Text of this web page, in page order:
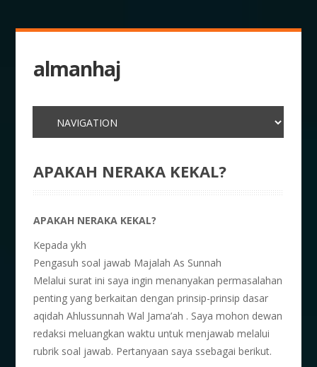
almanhaj
APAKAH NERAKA KEKAL?
APAKAH NERAKA KEKAL?
Kepada ykh
Pengasuh soal jawab Majalah As Sunnah
Melalui surat ini saya ingin menanyakan permasalahan
penting yang berkaitan dengan prinsip-prinsip dasar
aqidah Ahlussunnah Wal Jama’ah . Saya mohon dewan
redaksi meluangkan waktu untuk menjawab melalui
rubrik soal jawab. Pertanyaan saya ssebagai berikut.